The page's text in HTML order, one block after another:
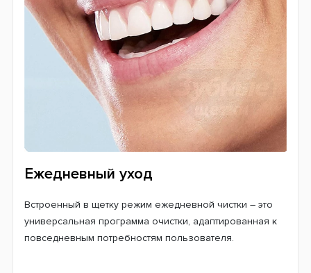
Технология очистки 3D
Профессиональная чистящая насадка окружает
очищения, которая соответствует зубам, включает в
движения. Она способствует быстрому разрушению и
устранению зубного налета. Данная технология
позволит устранить большее количество